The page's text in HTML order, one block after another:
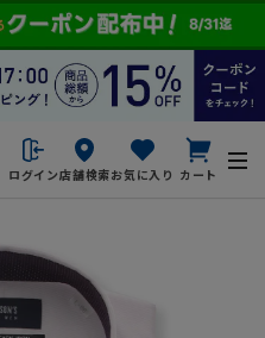
ログイン店舗検索お気に入り カート